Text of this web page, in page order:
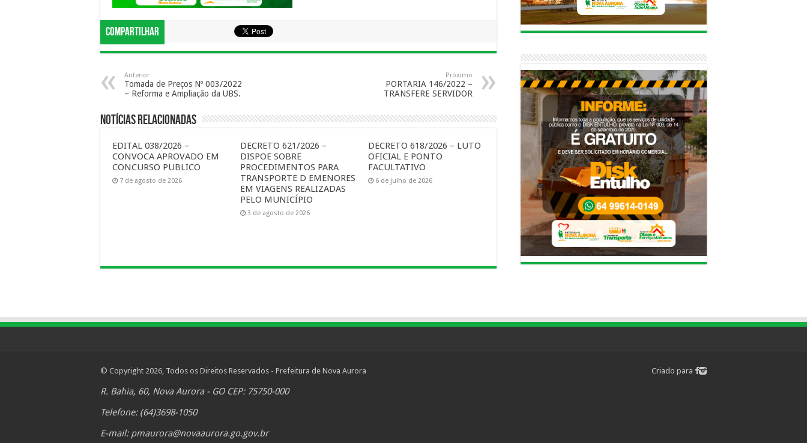
Compartilhar
Anterior
Tomada de Preços Nº 003/2022
– Reforma e Ampliação da UBS.
Próximo
PORTARIA 146/2022 –
TRANSFERE SERVIDOR
Notícias Relacionadas
EDITAL 038/2026 –
CONVOCA APROVADO EM
CONCURSO PUBLICO
7 de agosto de 2026
DECRETO 621/2026 –
DISPOE SOBRE
PROCEDIMENTOS PARA
TRANSPORTE D EMENORES
EM VIAGENS REALIZADAS
PELO MUNICÍPIO
3 de agosto de 2026
DECRETO 618/2026 – LUTO
OFICIAL E PONTO
FACULTATIVO
6 de julho de 2026
Criado para
© Copyright 2026, Todos os Direitos Reservados - Prefeitura de Nova Aurora
R. Bahia, 60, Nova Aurora - GO CEP: 75750-000
Telefone: (64)3698-1050
E-mail: pmaurora@novaaurora.go.gov.br